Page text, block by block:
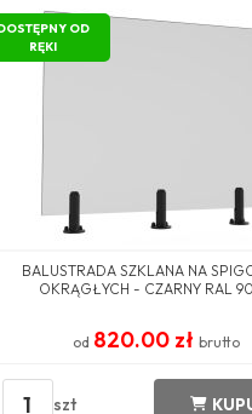
OD
RĘKI
BALUSTRADA SZKLANA NA
OKRĄGŁYCH - CZARNY RAL
od 820.00 złbrutto
1 szt